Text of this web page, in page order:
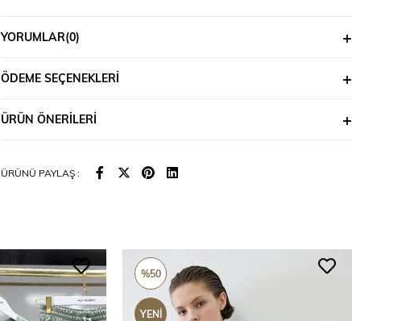
YORUMLAR(0)
ÖDEME SEÇENEKLERI
ÜRÜN ÖNERILERI
ÜRÜNÜ PAYLAŞ :
%50
YENI